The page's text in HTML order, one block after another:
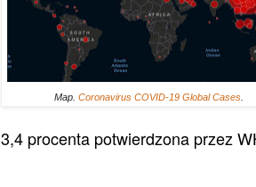
Map. Coronavirus COVID-19 Global Cases
3,4 procenta potwierdzona przez